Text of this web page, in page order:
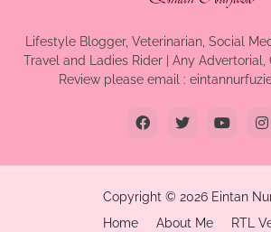
Lifestyle Blogger, Veterinarian, Social
Travel and Ladies Rider | Any
Review please email :
Copyright © 2026 Eintan
Home
About Me RTL